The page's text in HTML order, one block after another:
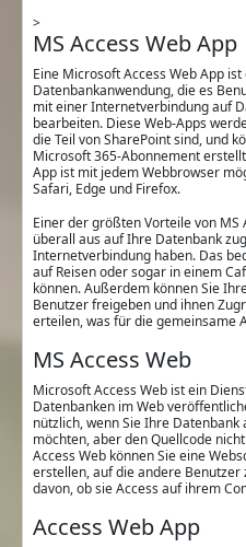
>
MS Access Web App
Eine Microsoft Access Web App
Datenbankanwendung, die es
mit einer Internetverbindung auf
bearbeiten. Diese Web-Apps
die Teil von SharePoint sind, und
Microsoft 365-Abonnement
App ist mit jedem Webbrowser
Safari, Edge und Firefox.
Einer der größten Vorteile von MS
überall aus auf Ihre Datenbank
Internetverbindung haben. Das
auf Reisen oder sogar in einem
können. Außerdem können Sie
Benutzer freigeben und ihnen
erteilen, was für die gemeinsame
MS Access Web
Microsoft Access Web ist ein
Datenbanken im Web
nützlich, wenn Sie Ihre
möchten, aber den Quellcode
Access Web können Sie eine
erstellen, auf die andere
davon, ob sie Access auf ihrem
Access Web App